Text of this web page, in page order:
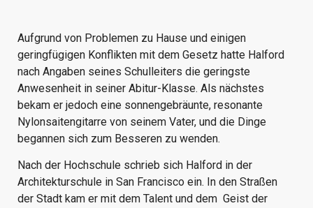
Aufgrund von Problemen zu Hause und einigen
geringfügigen Konflikten mit dem Gesetz hatte Halford
nach Angaben seines Schulleiters die geringste
Anwesenheit in seiner Abitur-Klasse. Als nächstes
bekam er jedoch eine sonnengebräunte, resonante
Nylonsaitengitarre von seinem Vater, und die Dinge
begannen sich zum Besseren zu wenden.
Nach der Hochschule schrieb sich Halford in der
Architekturschule in San Francisco ein. In den Straßen
der Stadt kam er mit dem Talent und dem Geist der